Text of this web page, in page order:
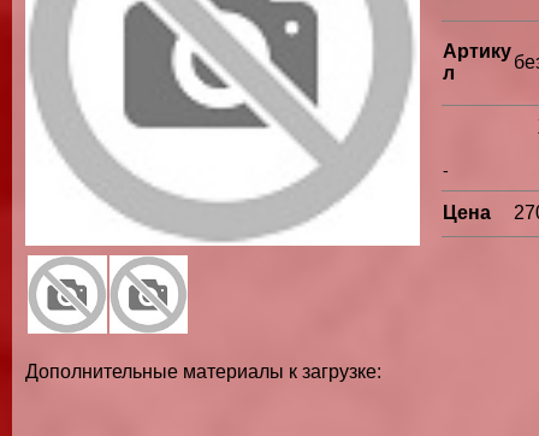
Дополнительные материалы к загрузке:
Артику
л
-
Цена